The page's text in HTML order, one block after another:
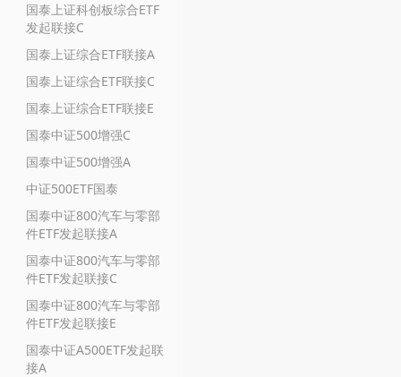
国泰上证科创板综合ETF
发起联接C
国泰上证综合ETF联接A
国泰上证综合ETF联接C
国泰上证综合ETF联接E
国泰中证500增强C
国泰中证500增强A
中证500ETF国泰
国泰中证800汽车与零部
件ETF发起联接A
国泰中证800汽车与零部
件ETF发起联接C
国泰中证800汽车与零部
件ETF发起联接E
国泰中证A500ETF发起联
接A